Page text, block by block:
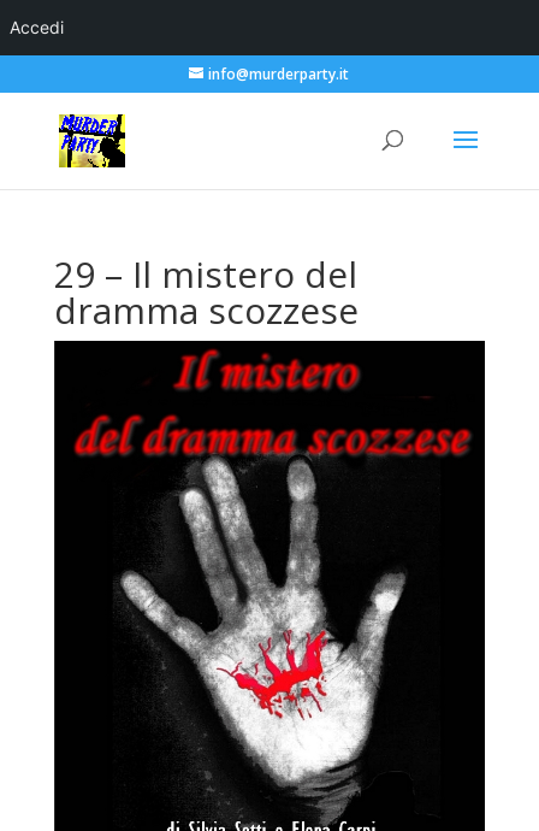
Accedi
info@murderparty.it
29 – Il mistero del
dramma scozzese